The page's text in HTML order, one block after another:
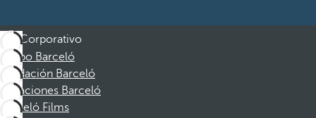
Corporativo
Grupo Barceló
Fundación Barceló
Vacaciones Barceló
Barceló Films